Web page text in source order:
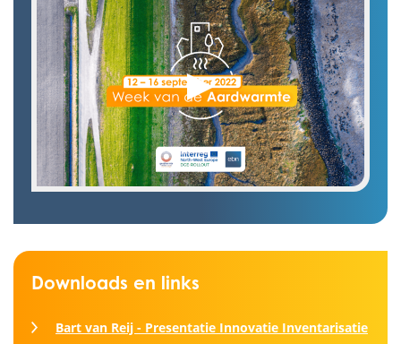
Downloads en links
Bart van Reij - Presentatie Innovatie Inventarisatie